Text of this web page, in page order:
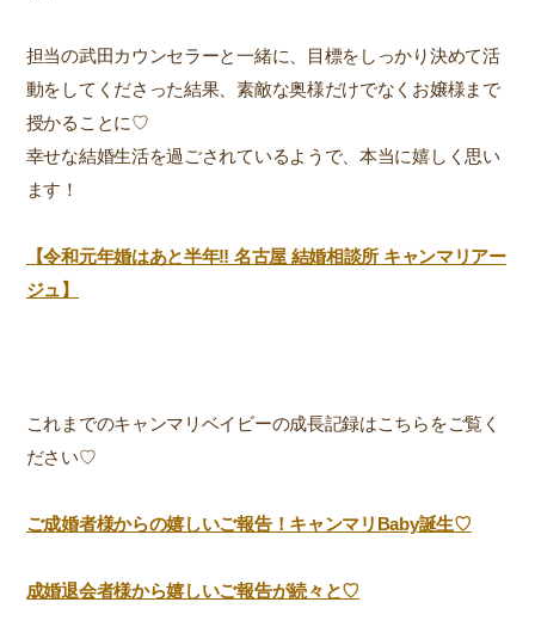
担当の武田カウンセラーと一緒に、目標をしっかり決めて活
動をしてくださった結果、素敵な奥様だけでなくお嬢様まで
授かることに♡
幸せな結婚生活を過ごされているようで、本当に嬉しく思い
ます！
【令和元年婚はあと半年‼︎ 名古屋 結婚相談所 キャンマリアー
ジュ】
これまでのキャンマリベイビーの成長記録はこちらをご覧く
ださい♡
ご成婚者様からの嬉しいご報告！キャンマリBaby誕生♡
成婚退会者様から嬉しいご報告が続々と♡